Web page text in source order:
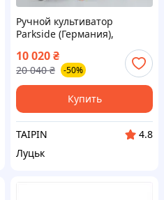
Ручной культиватор
Parkside (Германия),
женщин, FBK
10 020₴
20 040 ₴ -50%
Купить
TAIPIN
4.8
Луцьк